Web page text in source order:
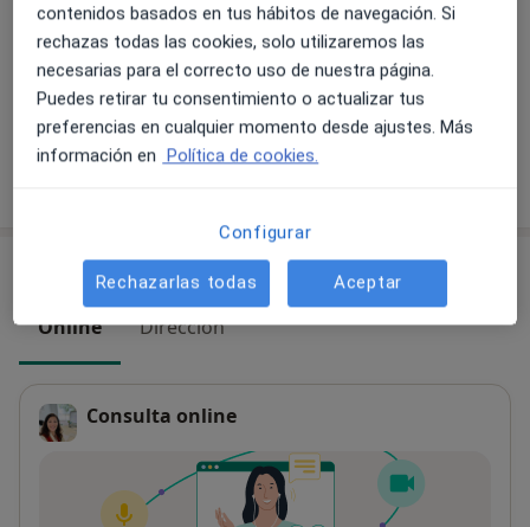
Mindfulness
60 € Detalles
+ 7 servicios
Consultas (2)
Online Dirección
Consulta online
contenidos basados en tus hábitos de navegación. Si
rechazas todas las cookies, solo utilizaremos las
necesarias para el correcto uso de nuestra página.
Puedes retirar tu consentimiento o actualizar tus
preferencias en cualquier momento desde ajustes. Más
información en Política de cookies.
Configurar
Rechazarlas todas Aceptar